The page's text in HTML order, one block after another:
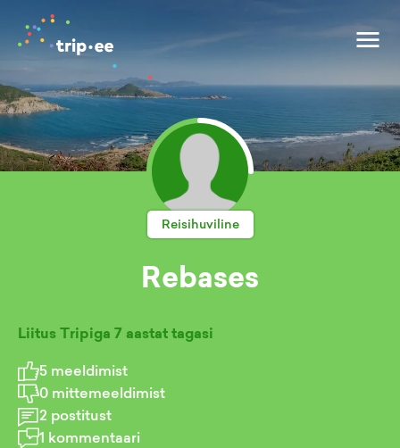
Reisihuviline
Rebases
Liitus Tripiga 7 aastat tagasi
5 meeldimist
0 mittemeeldimist
2 postitust
1 kommentaari